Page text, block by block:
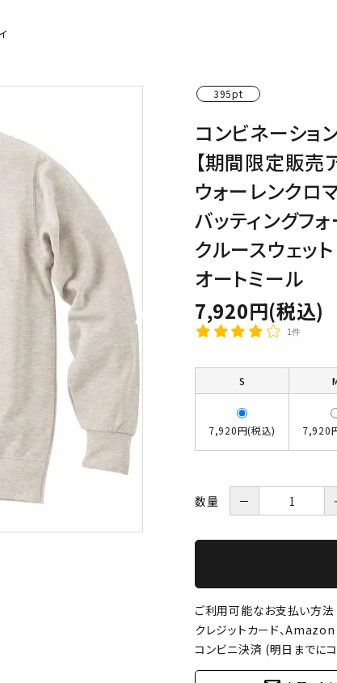
ィオゴくん
395pt
コンビネーショ
【期間限定販売
ウォーレンクロ
バッティングフ
クルースウェット
オートミール
7,920円(税込)
1件
S
7,920円(税込) 7,920
数量 －
ご利用可能なお支払い方法
クレジットカード、
コンビニ決済 (明日までにコ